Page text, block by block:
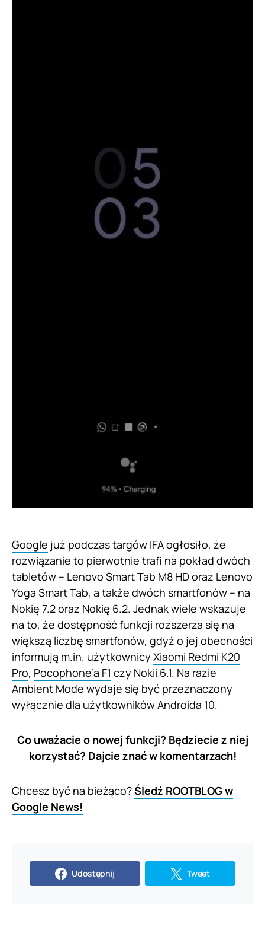
Google już podczas targów IFA ogłosiło, że
rozwiązanie to pierwotnie trafi na pokład dwóch
tabletów – Lenovo Smart Tab M8 HD oraz Lenovo
Yoga Smart Tab, a także dwóch smartfonów – na
Nokię 7.2 oraz Nokię 6.2. Jednak wiele wskazuje
na to, że dostępność funkcji rozszerza się na
większą liczbę smartfonów, gdyż o jej obecności
informują m.in. użytkownicy Xiaomi Redmi K20
Pro, Pocophone’a F1 czy Nokii 6.1. Na razie
Ambient Mode wydaje się być przeznaczony
wyłącznie dla użytkowników Androida 10.
Co uważacie o nowej funkcji? Będziecie z niej
korzystać? Dajcie znać w komentarzach!
Chcesz być na bieżąco?Śledź ROOTBLOG w
Google News!
Udostępnij Tweet